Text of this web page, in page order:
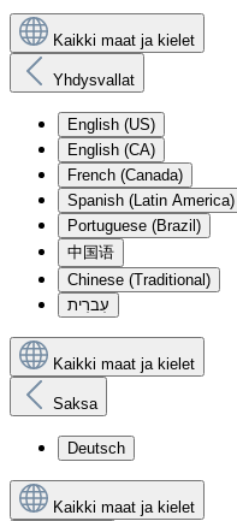
Kaikki maat ja kielet
Yhdysvallat
English (US)
English (CA)
French (Canada)
Spanish (Latin America)
Portuguese (Brazil)
中国语
Chinese (Traditional)
עִברִית
Kaikki maat ja kielet
Saksa
Deutsch
Kaikki maat ja kielet